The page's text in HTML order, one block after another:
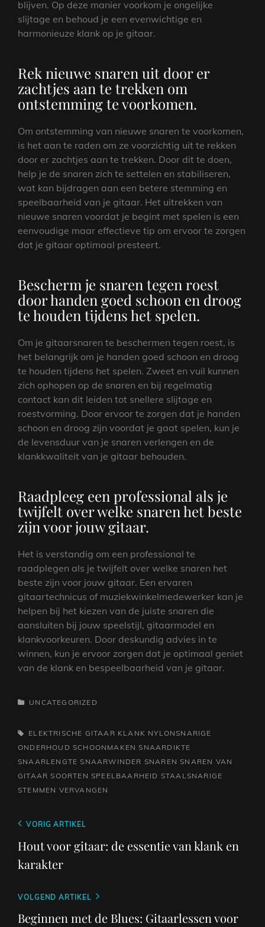
blijven. Op deze manier voorkom je ongelijke
slijtage en behoud je een evenwichtige en
harmonieuze klank op je gitaar.
Rek nieuwe snaren uit door er
zachtjes aan te trekken om
ontstemming te voorkomen.
Om ontstemming van nieuwe snaren te voorkomen,
is het aan te raden om ze voorzichtig uit te rekken
door er zachtjes aan te trekken. Door dit te doen,
help je de snaren zich te settelen en stabiliseren,
wat kan bijdragen aan een betere stemming en
speelbaarheid van je gitaar. Het uitrekken van
nieuwe snaren voordat je begint met spelen is een
eenvoudige maar effectieve tip om ervoor te zorgen
dat je gitaar optimaal presteert.
Bescherm je snaren tegen roest
door handen goed schoon en droog
te houden tijdens het spelen.
Om je gitaarsnaren te beschermen tegen roest, is
het belangrijk om je handen goed schoon en droog
te houden tijdens het spelen. Zweet en vuil kunnen
zich ophopen op de snaren en bij regelmatig
contact kan dit leiden tot snellere slijtage en
roestvorming. Door ervoor te zorgen dat je handen
schoon en droog zijn voordat je gaat spelen, kun je
de levensduur van je snaren verlengen en de
klankkwaliteit van je gitaar behouden.
Raadpleeg een professional als je
twijfelt over welke snaren het beste
zijn voor jouw gitaar.
Het is verstandig om een professional te
raadplegen als je twijfelt over welke snaren het
beste zijn voor jouw gitaar. Een ervaren
gitaartechnicus of muziekwinkelmedewerker kan je
helpen bij het kiezen van de juiste snaren die
aansluiten bij jouw speelstijl, gitaarmodel en
klankvoorkeuren. Door deskundig advies in te
winnen, kun je ervoor zorgen dat je optimaal geniet
van de klank en bespeelbaarheid van je gitaar.
CATEGORIEËN
UNCATEGORIZED
TAGS,ELEKTRISCHE GITAAR KLANK NYLONSNARIGE
ONDERHOUD SCHOONMAKEN SNAARDIKTE
SNAARLENGTE SNAARWINDER SNAREN SNAREN VAN
GITAAR SOORTEN SPEELBAARHEID STAALSNARIGE
STEMMEN VERVANGEN
Berichtnavigatie
Vorig
bericht
VORIG ARTIKEL
Hout voor gitaar: de essentie van klank en
karakter
Volgend
bericht
VOLGEND ARTIKEL
Beginnen met de Blues: Gitaarlessen voor